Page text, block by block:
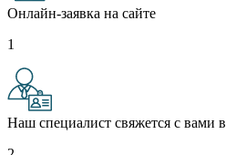
Онлайн-заявка на сайте
1
Наш специалист свяжется с вами